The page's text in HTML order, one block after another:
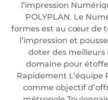
l’impression
POLYPLAN. Le
formes est au cœur de
l’impression et
doter des meilleurs
domaine pour
Rapidement L’équipe
comme objectif